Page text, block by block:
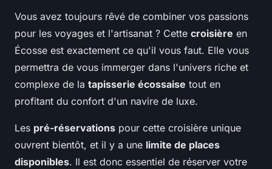
Vous avez toujours rêvé de combiner vos passions
pour les voyages et l'artisanat ? Cette croisière en
Écosse est exactement ce qu'il vous faut. Elle vous
permettra de vous immerger dans l'univers riche et
complexe de la tapisserie écossaise tout en
profitant du confort d'un navire de luxe.
Les pré-réservations pour cette croisière unique
ouvrent bientôt, et il y a une limite de places
disponibles. Il est donc essentiel de réserver votre